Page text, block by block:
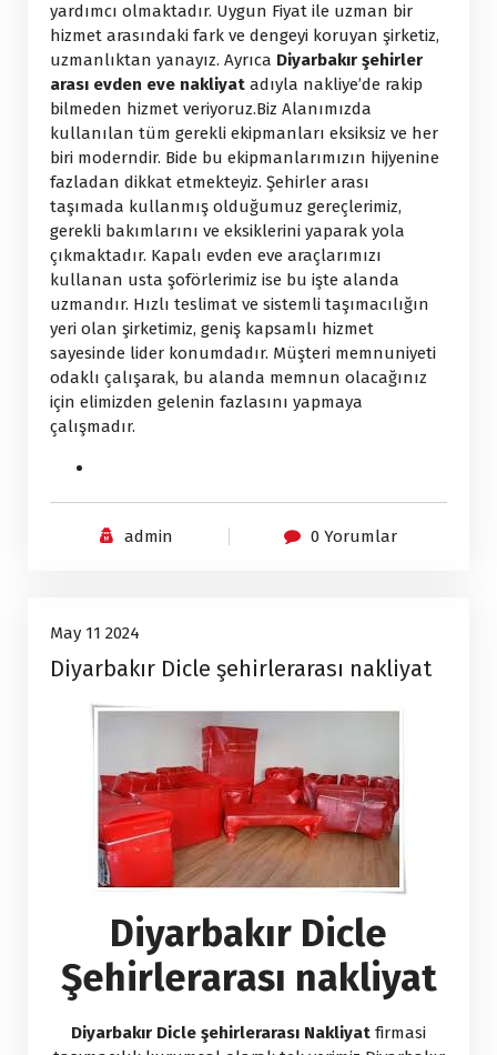
yardımcı olmaktadır. Uygun Fiyat ile uzman bir
hizmet arasındaki fark ve dengeyi koruyan şirketiz,
uzmanlıktan yanayız. Ayrıca Diyarbakır şehirler
arası evden eve nakliyat adıyla nakliye’de rakip
bilmeden hizmet veriyoruz.Biz Alanımızda
kullanılan tüm gerekli ekipmanları eksiksiz ve her
biri moderndir. Bide bu ekipmanlarımızın hijyenine
fazladan dikkat etmekteyiz. Şehirler arası
taşımada kullanmış olduğumuz gereçlerimiz,
gerekli bakımlarını ve eksiklerini yaparak yola
çıkmaktadır. Kapalı evden eve araçlarımızı
kullanan usta şoförlerimiz ise bu işte alanda
uzmandır. Hızlı teslimat ve sistemli taşımacılığın
yeri olan şirketimiz, geniş kapsamlı hizmet
sayesinde lider konumdadır. Müşteri memnuniyeti
odaklı çalışarak, bu alanda memnun olacağınız
için elimizden gelenin fazlasını yapmaya
çalışmadır.
admin 0 Yorumlar
11
May, 2024
May 11 2024
Diyarbakır Dicle şehirlerarası nakliyat
Diyarbakır Dicle
Şehirlerarası nakliyat
Diyarbakır Dicle şehirlerarası Nakliyat firmasi